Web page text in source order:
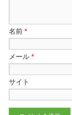
名前*
メール*
サイト